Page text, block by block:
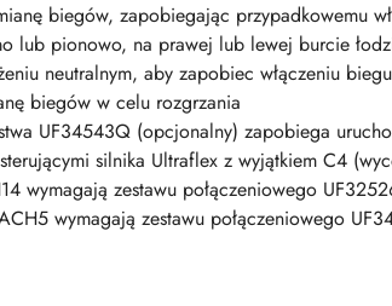
biegów, zapobiegając przypadkowemu
lub pionowo, na prawej lub lewej burcie
neutralnym, aby zapobiec włączeniu biegu
biegów w celu rozgrzania
UF34543Q (opcjonalny) zapobiega
silnika Ultraflex z wyjątkiem C4
wymagają zestawu połączeniowego
wymagają zestawu połączeniowego